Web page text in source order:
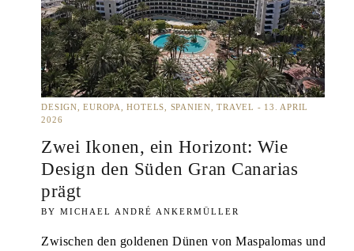
DESIGN EUROPA HOTELS SPANIEN TRAVEL
13. APRIL
2026
Zwei Ikonen, ein Horizont: Wie
Design den Süden Gran Canarias
prägt
MICHAEL ANDRÉ ANKERMÜLLER
Zwischen den goldenen Dünen von Maspalomas und